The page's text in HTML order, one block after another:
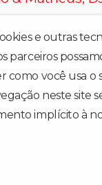
e outras
parceiros
como você usa o
neste site
implícito à
Benevides desde
Música e o